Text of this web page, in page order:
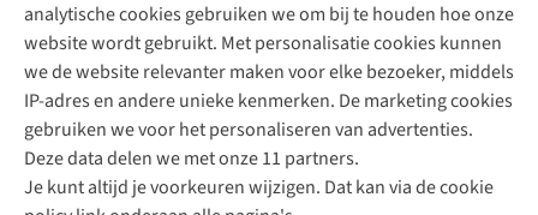
analytische cookies gebruiken we om bij te houden hoe onze
website wordt gebruikt. Met personalisatie cookies kunnen
we de website relevanter maken voor elke bezoeker, middels
IP-adres en andere unieke kenmerken. De marketing cookies
gebruiken we voor het personaliseren van advertenties.
Deze data delen we met onze 11 partners.
Je kunt altijd je voorkeuren wijzigen. Dat kan via de cookie
Contactformulier